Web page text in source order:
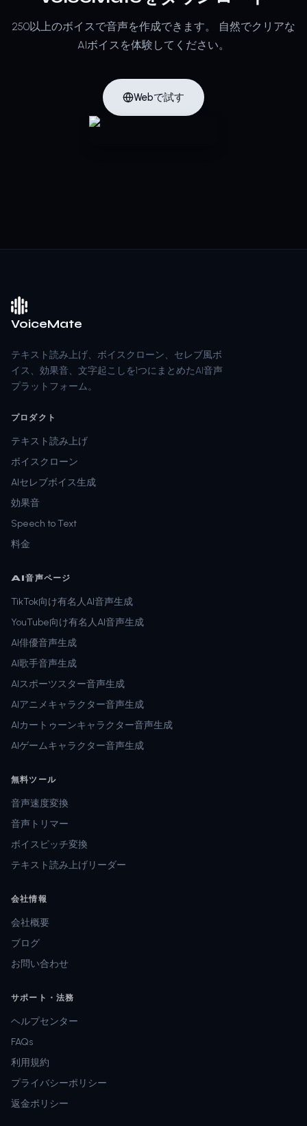
250以上のボイスで音声を作成できます。
自然でクリアな
AIボイスを体験してください。
Webで試す
VoiceMate
テキスト読み上げ、ボイスクローン、セレブ風ボ
イス、効果音、文字起こしを1つにまとめたAI音声
プラットフォーム。
プロダクト
テキスト読み上げ
ボイスクローン
AIセレブボイス生成
効果音
Speech to Text
料金
AI音声ページ
TikTok向け有名人AI音声生成
YouTube向け有名人AI音声生成
AI俳優音声生成
AI歌手音声生成
AIスポーツスター音声生成
AIアニメキャラクター音声生成
AIカートゥーンキャラクター音声生成
AIゲームキャラクター音声生成
無料ツール
音声速度変換
音声トリマー
ボイスピッチ変換
テキスト読み上げリーダー
会社情報
会社概要
ブログ
お問い合わせ
サポート・法務
ヘルプセンター
FAQs
利用規約
プライバシーポリシー
返金ポリシー